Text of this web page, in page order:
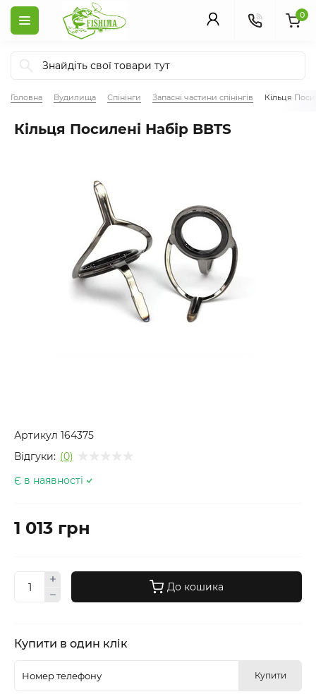
0
Головна Вудилища Спінінги Запасні частини спінінгів Кільця
Кільця Посилені Набір BBTS
Артикул 164375
Відгуки: (0)
Є в наявності
1 013 грн
До кошика
Купити в один клік
Купити